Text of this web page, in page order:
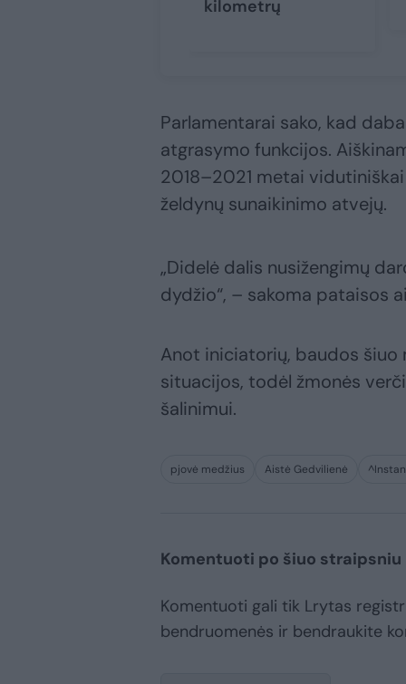
kilometrų
Parlamentarai sako, kad
atgrasymo funkcijos.
2018–2021 metai
želdynų sunaikinimo atvejų.
„Didelė dalis nusižengimų
dydžio“, – sakoma pataisos
Anot iniciatorių, baudos šiuo
situacijos, todėl žmonės
šalinimui.
pjovė medžius Aistė Gedvilienė
Komentuoti po šiuo straipsniu
Komentuoti gali tik Lrytas
bendruomenės ir bendraukite